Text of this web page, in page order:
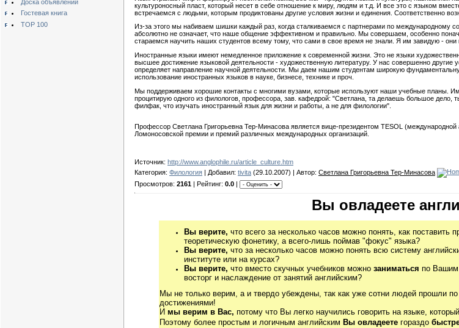
Доска объявлений
Гостевая книга
TOP 100
культуроносный пласт, который несет в себе отношение к миру, людям и т.д. И все это с языком
встречаемся с людьми, которым продиктованы другие условия жизни и единения. Соответственно
Из-за этого мы набиваем шишки каждый раз, когда сталкиваемся с партнерами по международному
абсолютно не означает, что наше общение эффективном и правильно. Мы совершаем, особенно
стараемся научить наших студентов всему тому, что сами в свое время не знали. Я им завидую - они
Иностранные языки имеют немедленное приложение к современной жизни. Это не языки
высшее достижение языковой деятельности - художественную литературу. У нас совершенно
определяет направление научной деятельности. Мы даем нашим студентам широкую
использование иностранных языков в науке, бизнесе, технике и проч.
Мы поддерживаем хорошие контакты с многими вузами, которые используют наши учебные планы.
процитирую одного из филологов, профессора, зав. кафедрой: "Светлана, та делаешь большое
филфак, что изучать иностранный язык для жизни и работы, а не для филологии".
Профессор Светлана Григорьевна Тер-Минасова является вице-президентом TESOL (международной
Ломоносовской премии и премий различных международных организаций.
Источник: http://www.anglophile.ru/article_culture.htm
Категория: Филология | Добавил: tivita (29.10.2007) | Автор: Светлана Григорьевна Тер-Минасова
Просмотров: 2161 | Рейтинг: 0.0
Вы овладеете
Вы верите, что всего за несколько часов можно понять, как поставить
теоретическую фонетику, а всего-лишь поймав "фокус" языка?
Вы верите, что за несколько часов можно понять всю систему
институте или на курсах?
Вы верите, что вместо скучных учебников можно заниматься по
восторг и наслаждение от занятий английским?
Мы не только верим, а и твердо убеждены, так как уже сотни людей прошли
достижениями!
И мы верим в Вас, потому что Вы легко научились говорить на языке,
Поэтому более простым и логичным английским Вы овладеете гораздо